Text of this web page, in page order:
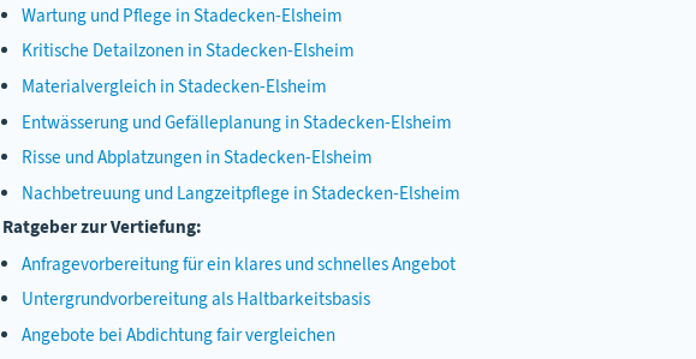
Wartung und Pflege in Stadecken-Elsheim
Kritische Detailzonen in Stadecken-Elsheim
Materialvergleich in Stadecken-Elsheim
Entwässerung und Gefälleplanung in Stadecken-Elsheim
Risse und Abplatzungen in Stadecken-Elsheim
Nachbetreuung und Langzeitpflege in Stadecken-Elsheim
Ratgeber zur Vertiefung:
Anfragevorbereitung für ein klares und schnelles Angebot
Untergrundvorbereitung als Haltbarkeitsbasis
Angebote bei Abdichtung fair vergleichen